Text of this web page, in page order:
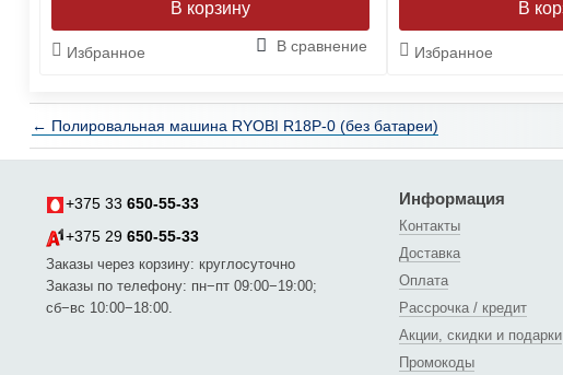
Избранное В сравнение Избранное
← Полировальная машина RYOBI R18P-0 (без батареи)
+375 33 650-55-33
+375 29 650-55-33
Заказы через корзину: круглосуточно
Заказы по телефону: пн−пт 09:00−19:00;
сб−вс 10:00−18:00.
Информация
Контакты
Доставка
Оплата
Рассрочка / кредит
Акции, скидки и подарки
Промокоды